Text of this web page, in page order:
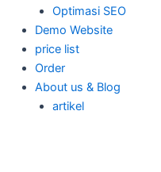
Optimasi SEO
Demo Website
price list
Order
About us & Blog
artikel